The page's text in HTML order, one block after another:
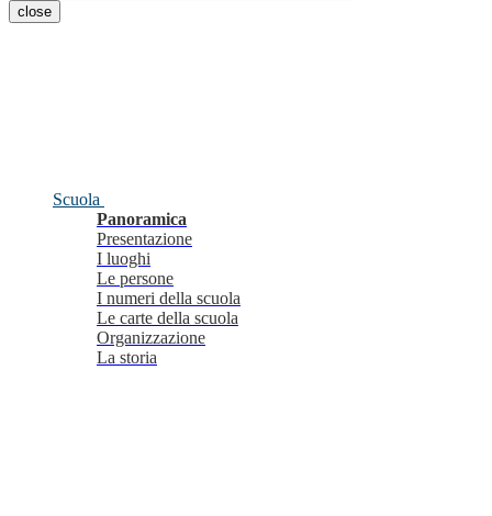
close
Scuola
Panoramica
Presentazione
I luoghi
Le persone
I numeri della scuola
Le carte della scuola
Organizzazione
La storia